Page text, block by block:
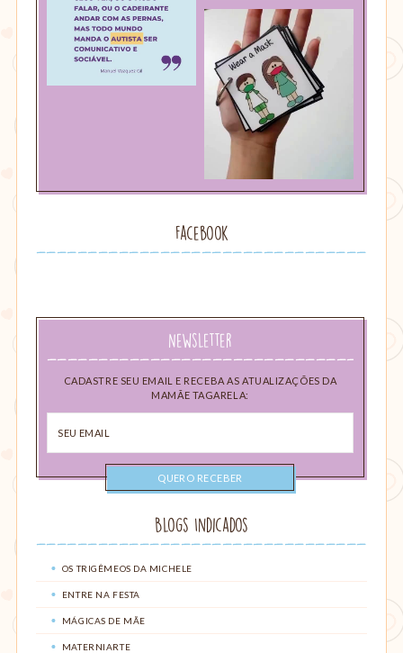
Facebook
Newsletter
CADASTRE SEU EMAIL E RECEBA AS ATUALIZAÇÕES DA
MAMÃE TAGARELA:
email
Blogs Indicados
OS TRIGÊMEOS DA MICHELE
ENTRE NA FESTA
MÁGICAS DE MÃE
MATERNIARTE